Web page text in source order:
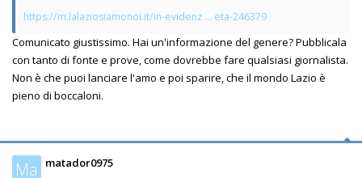
https://m.lalaziosiamonoi.it/in-evidenz ... eta-246379
Comunicato giustissimo. Hai un'informazione del genere? Pubblicala
con tanto di fonte e prove, come dovrebbe fare qualsiasi giornalista.
Non è che puoi lanciare l'amo e poi sparire, che il mondo Lazio è
pieno di boccaloni.
Ma matador0975